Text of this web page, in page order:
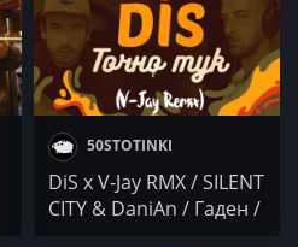
50STOTINKI
DiS x V-Jay RMX / SILENT
CITY & DaniAn / Гаден /